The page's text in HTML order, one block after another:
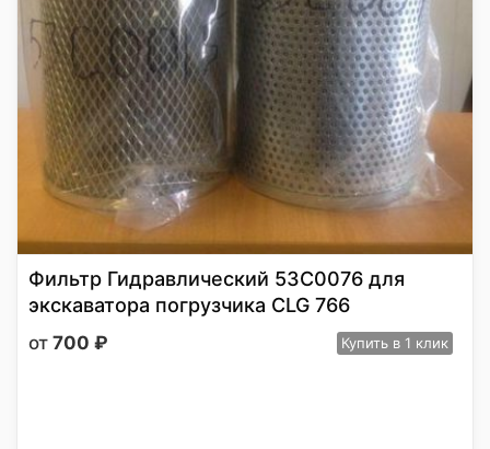
Фильтр Гидравлический 53С0076 для
экскаватора погрузчика CLG 766
700 ₽ Купить в 1 клик